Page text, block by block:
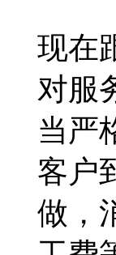
现在
对服
当严
客户
做，